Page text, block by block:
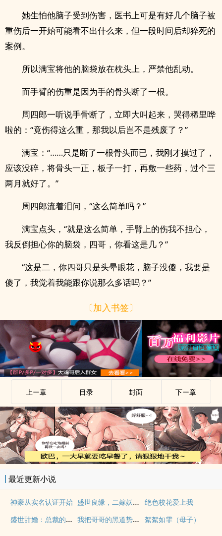
她生怕他脑子受到伤害，医书上可是有好几个脑子被
重伤后一开始可能看不出什么来，但一段时间后却猝死的
案例。
所以满宝将他的脑袋放在枕头上，严禁他乱动。
而手臂的伤重是因为手的骨头断了一根。
周四郎一听说手骨断了，立即大叫起来，哭得稀里哗
啦的：“竟伤得这么重，那我以后岂不是残废了？”
满宝：“……只是断了一根骨头而已，我刚才摸过了，
应该没碎，将骨头一正，板子一打，再敷一些药，过个三
两月就好了。”
周四郎流着泪问，“这么简单吗？”
满宝点头，“就是这么简单，手臂上的伤我不担心，
我反倒担心你的脑袋，四哥，你看这是几？”
“这是二，你四哥只是头晕眼花，脑子没傻，我要是
傻了，我觉着我能跟你说那么多话吗？”
〔加入书签〕
上ー章 目录 封面 下ー章
最近更新小说
神豪从实名认证开始 盛世良缘，二嫁妖孽王爷 绝色校花爱上我
盛世甜婚：总裁的重生妻 我把哥哥的黑道势力睡了（np 含骨科） 絮絮如霏（母子）